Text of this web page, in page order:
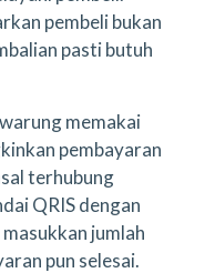
pembeli bukan
pasti butuh
memakai
pembayaran
terhubung
QRIS dengan
jumlah
pun selesai.